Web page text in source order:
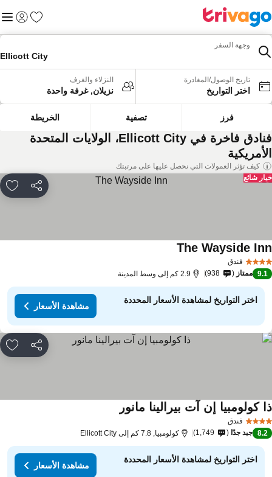
المفضلة
تسجيل
وجهة السفر
Ellicott City
تاريخ الوصول/المغادرة
اختر التواريخ
النزلاء والغرف
نزيلان, غرفة واحدة
فرز تصفية الخريطة
فنادق فاخرة في Ellicott City، الولايات المتحدة
كيف تؤثر العمولات التي نحصل عليها على مرتبتك
مشاركة
شائع
فندق
The Wayside
9.1 ممتاز 938 2.9 كم إلى وسط المدينة
اختر التواريخ لمشاهدة الأسعار المحددة
مشاهدة الأسعار
مشاركة
فندق
كولومبيا إن آت بيرالينا مانور
8.2 جيد جدًا 1,749 كولومبيا, 7.8 كم إلى Ellicott City
اختر التواريخ لمشاهدة الأسعار المحددة
مشاهدة الأسعار